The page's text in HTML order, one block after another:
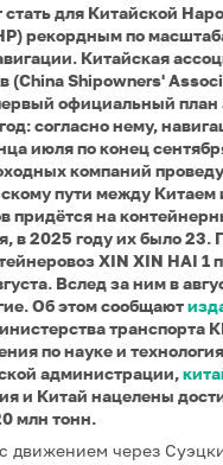
для Китайской
рекордным по
Китайская
(China Shipowners'
официальный план
согласно нему,
июля по конец
компаний
пути между Китаем
придётся на
в 2025 году их было 23.
XIN XIN HAI 1
Вслед за ним в
Об этом сообщают
транспорта
по науке и
администрации,
и Китай нацелены
млн тонн.
движением через